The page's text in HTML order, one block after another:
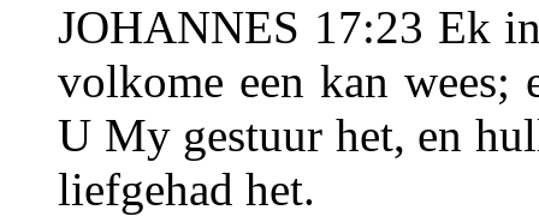
JOHANNES 17:23 Ek
volkome een kan wees;
U My gestuur het, en
liefgehad het.